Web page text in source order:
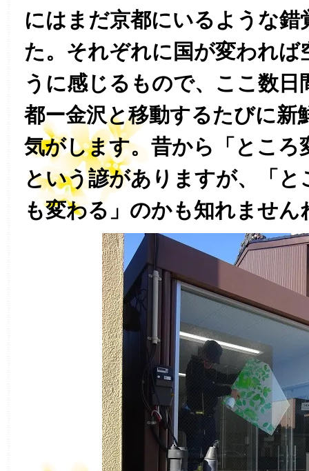
にはまだ京都にいるような錯
た。それぞれに国が変われば
うに感じるもので、ここ数日
都ー金沢と移動するたびに新
気がします。昔から「ところ
という諺がありますが、「と
も変わる」のかも知れません